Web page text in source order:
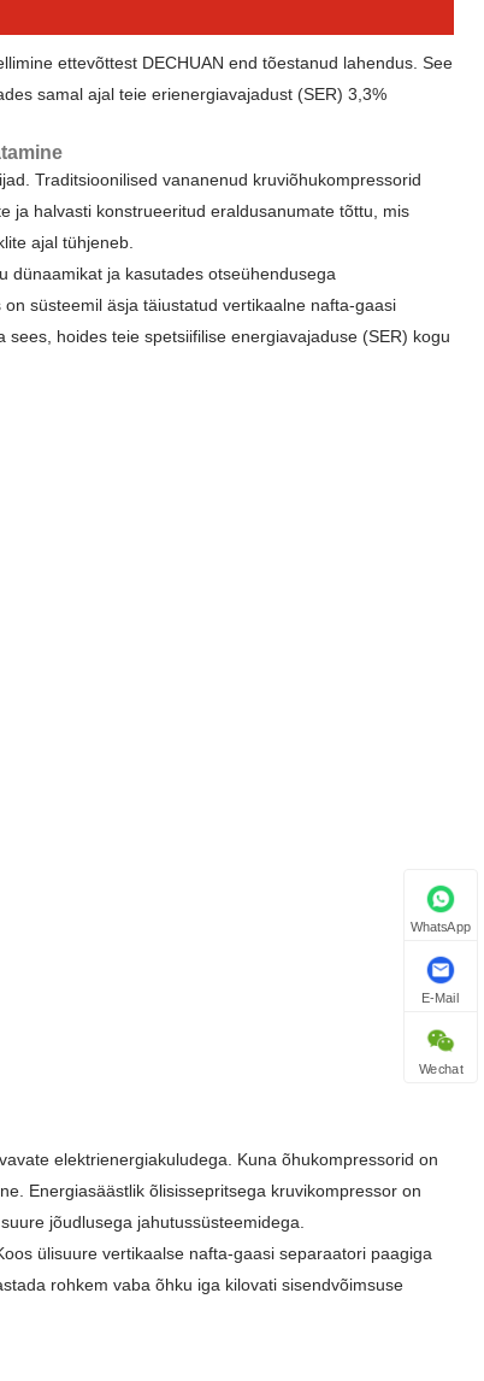
ettevõttest DECHUAN end tõestanud lahendus. See
samal ajal teie erienergiavajadust (SER) 3,3%
Traditsioonilised vananenud kruviõhukompressorid
ja halvasti konstrueeritud eraldusanumate tõttu, mis
ajal tühjeneb.
dünaamikat ja kasutades otseühendusega
süsteemil äsja täiustatud vertikaalne nafta-gaasi
hoides teie spetsiifilise energiavajaduse (SER) kogu
elektrienergiakuludega. Kuna õhukompressorid on
Energiasäästlik õlisissepritsega kruvikompressor on
jõudlusega jahutussüsteemidega.
ülisuure vertikaalse nafta-gaasi separaatori paagiga
rohkem vaba õhku iga kilovati sisendvõimsuse
WhatsApp
E-Mail
Wechat